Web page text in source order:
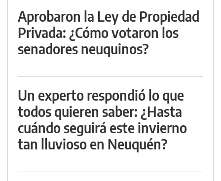
Aprobaron la Ley de Propiedad
Privada: ¿Cómo votaron los
senadores neuquinos?
Un experto respondió lo que
todos quieren saber: ¿Hasta
cuándo seguirá este invierno
tan lluvioso en Neuquén?